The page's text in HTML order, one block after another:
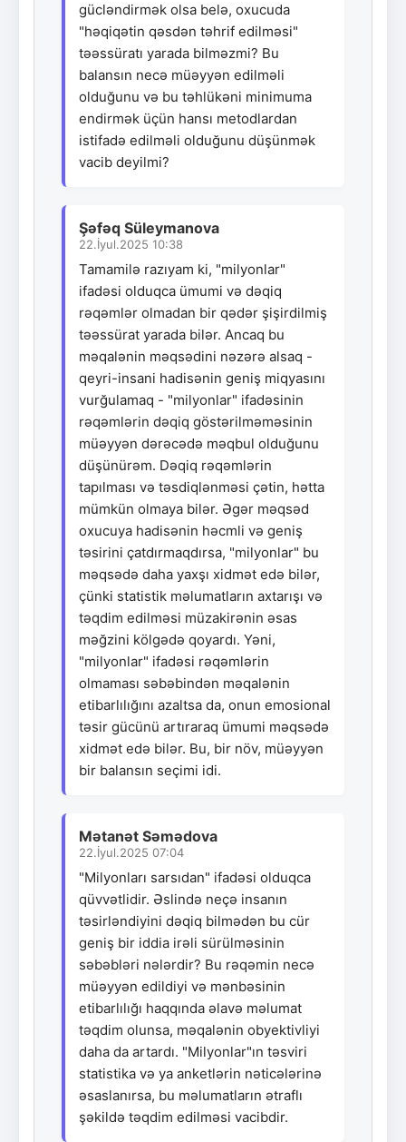
gücləndirmək olsa belə, oxucuda
"həqiqətin qəsdən təhrif edilməsi"
təəssüratı yarada bilməzmi? Bu
balansın necə müəyyən edilməli
olduğunu və bu təhlükəni minimuma
endirmək üçün hansı metodlardan
istifadə edilməli olduğunu düşünmək
vacib deyilmi?
Şəfəq Süleymanova
22.İyul.2025 10:38
Tamamilə razıyam ki, "milyonlar"
ifadəsi olduqca ümumi və dəqiq
rəqəmlər olmadan bir qədər şişirdilmiş
təəssürat yarada bilər. Ancaq bu
məqalənin məqsədini nəzərə alsaq -
qeyri-insani hadisənin geniş miqyasını
vurğulamaq - "milyonlar" ifadəsinin
rəqəmlərin dəqiq göstərilməməsinin
müəyyən dərəcədə məqbul olduğunu
düşünürəm. Dəqiq rəqəmlərin
tapılması və təsdiqlənməsi çətin, hətta
mümkün olmaya bilər. Əgər məqsəd
oxucuya hadisənin həcmli və geniş
təsirini çatdırmaqdırsa, "milyonlar" bu
məqsədə daha yaxşı xidmət edə bilər,
çünki statistik məlumatların axtarışı və
təqdim edilməsi müzakirənin əsas
məğzini kölgədə qoyardı. Yəni,
"milyonlar" ifadəsi rəqəmlərin
olmaması səbəbindən məqalənin
etibarlılığını azaltsa da, onun emosional
təsir gücünü artıraraq ümumi məqsədə
xidmət edə bilər. Bu, bir növ, müəyyən
bir balansın seçimi idi.
Mətanət Səmədova
22.İyul.2025 07:04
"Milyonları sarsıdan" ifadəsi olduqca
qüvvətlidir. Əslində neçə insanın
təsirləndiyini dəqiq bilmədən bu cür
geniş bir iddia irəli sürülməsinin
səbəbləri nələrdir? Bu rəqəmin necə
müəyyən edildiyi və mənbəsinin
etibarlılığı haqqında əlavə məlumat
təqdim olunsa, məqalənin obyektivliyi
daha da artardı. "Milyonlar"ın təsviri
statistika və ya anketlərin nəticələrinə
əsaslanırsa, bu məlumatların ətraflı
şəkildə təqdim edilməsi vacibdir.